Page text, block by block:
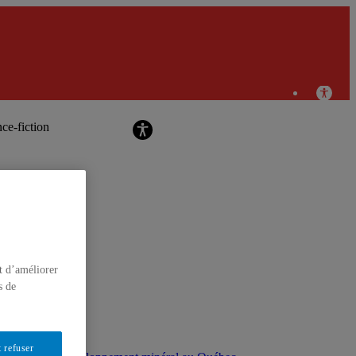
fiction
d’améliorer
de
refuser